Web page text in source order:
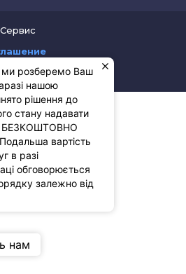
нам
ми розберемо Ваш
нашою
рішення до
стану надавати
БЕЗКОШТОВНО
вартість
в разі
обговорюється
залежно від